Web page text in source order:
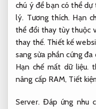
chú ý để bạn có thể
lý. Tương thích. Hạn
thể đổi thay tùy thuộc
thay thế. Thiết kế
sang sửa phần cứng
Hạn chế mất dữ liệu.
nâng cấp RAM, Tiết
Server. Đáp ứng nhu